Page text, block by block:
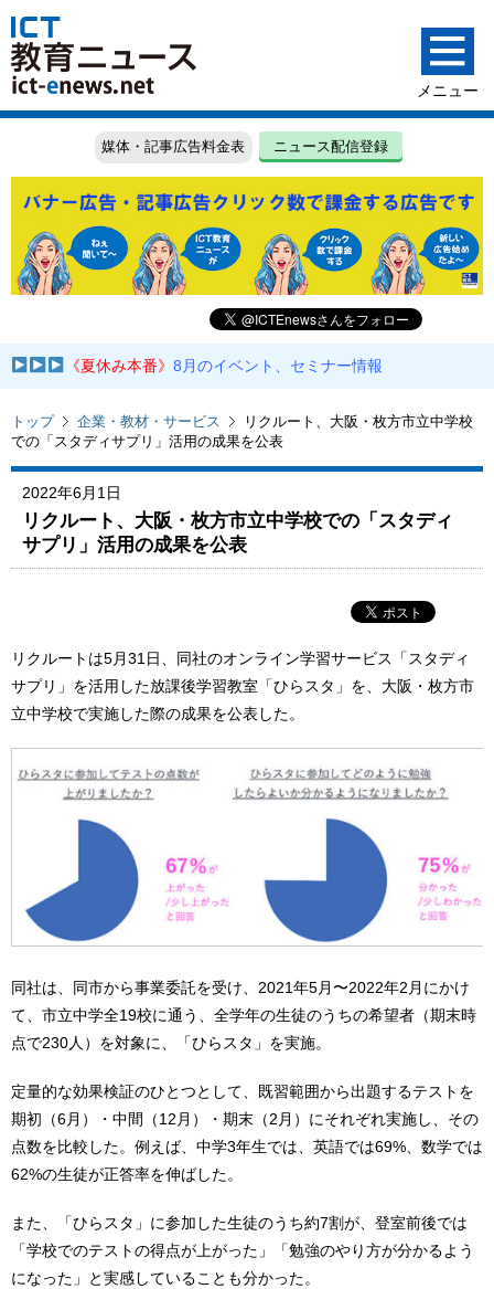
媒体・記事広告料金表 ニュース配信登録
《夏休み本番》8月のイベント、セミナー情報
トップ 企業・教材・サービス
リクルート、大阪・枚方市立中学校
での「スタディサプリ」活用の成果を公表
2022年6月1日
リクルート、大阪・枚方市立中学校での「スタディ
サプリ」活用の成果を公表
リクルートは5月31日、同社のオンライン学習サービス「スタディ
サプリ」を活用した放課後学習教室「ひらスタ」を、大阪・枚方市
立中学校で実施した際の成果を公表した。
同社は、同市から事業委託を受け、2021年5月〜2022年2月にかけ
て、市立中学全19校に通う、全学年の生徒のうちの希望者（期末時
点で230人）を対象に、「ひらスタ」を実施。
定量的な効果検証のひとつとして、既習範囲から出題するテストを
期初（6月）・中間（12月）・期末（2月）にそれぞれ実施し、その
点数を比較した。例えば、中学3年生では、英語では69%、数学では
62%の生徒が正答率を伸ばした。
また、「ひらスタ」に参加した生徒のうち約7割が、登室前後では
「学校でのテストの得点が上がった」「勉強のやり方が分かるよう
になった」と実感していることも分かった。